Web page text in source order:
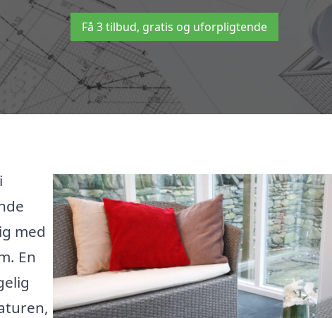
Få 3 tilbud, gratis og uforpligtende
med
En